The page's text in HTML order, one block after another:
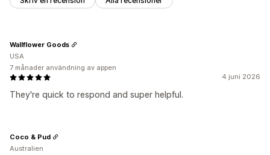
4 juni 2026
They're quick to respond and super helpful.
Wallflower Goods
USA
7 månader användning av appen
Coco & Pud
Australien